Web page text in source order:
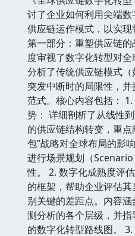
讨了企业如何利用尖端
供应链运作模式，以实现
第一部分：重塑供应链
度审视了数字化转型对
分析了传统供应链模式（
突发中断时的局限性，
范式。核心内容包括：
势： 详细剖析了从线性
的供应链结构转变，重点
包”战略对全球布局的影
进行场景规划（
性。 2. 数字化成熟度评
的框架，帮助企业评估
别关键的差距点。内容
测分析的各个层级，并
的数字化转型路线图。